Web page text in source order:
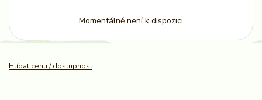
Momentálně není k dispozici
Hlídat cenu / dostupnost